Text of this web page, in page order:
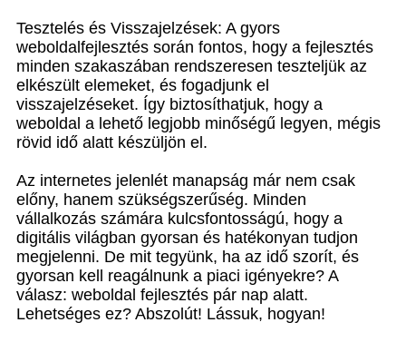
Tesztelés és Visszajelzések: A gyors
weboldalfejlesztés során fontos, hogy a fejlesztés
minden szakaszában rendszeresen teszteljük az
elkészült elemeket, és fogadjunk el
visszajelzéseket. Így biztosíthatjuk, hogy a
weboldal a lehető legjobb minőségű legyen, mégis
rövid idő alatt készüljön el.
Az internetes jelenlét manapság már nem csak
előny, hanem szükségszerűség. Minden
vállalkozás számára kulcsfontosságú, hogy a
digitális világban gyorsan és hatékonyan tudjon
megjelenni. De mit tegyünk, ha az idő szorít, és
gyorsan kell reagálnunk a piaci igényekre? A
válasz: weboldal fejlesztés pár nap alatt.
Lehetséges ez? Abszolút! Lássuk, hogyan!